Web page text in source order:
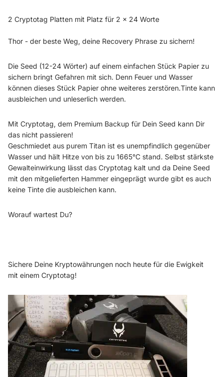
2 Cryptotag Platten mit Platz für 2 x 24 Worte
Thor - der beste Weg, deine Recovery Phrase zu sichern!
Die Seed (12-24 Wörter) auf einem einfachen Stück Papier zu
sichern bringt Gefahren mit sich. Denn Feuer und Wasser
können dieses Stück Papier ohne weiteres zerstören.Tinte kann
ausbleichen und unleserlich werden.
Mit Cryptotag, dem Premium Backup für Dein Seed kann Dir
das nicht passieren!
Geschmiedet aus purem Titan ist es unempfindlich gegenüber
Wasser und hält Hitze von bis zu 1665°C stand. Selbst stärkste
Gewalteinwirkung lässt das Cryptotag kalt und da Deine Seed
mit den mitgelieferten Hammer eingeprägt wurde gibt es auch
keine Tinte die ausbleichen kann.
Worauf wartest Du?
Sichere Deine Kryptowährungen noch heute für die Ewigkeit
mit einem Cryptotag!